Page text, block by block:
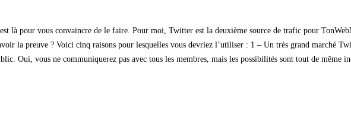
pour vous convaincre de le faire. Pour moi, Twitter est la deuxième source de trafic pour
la preuve ? Voici cinq raisons pour lesquelles vous devriez l’utiliser : 1 – Un très grand marché
Oui, vous ne communiquerez pas avec tous les membres, mais les possibilités sont tout de même